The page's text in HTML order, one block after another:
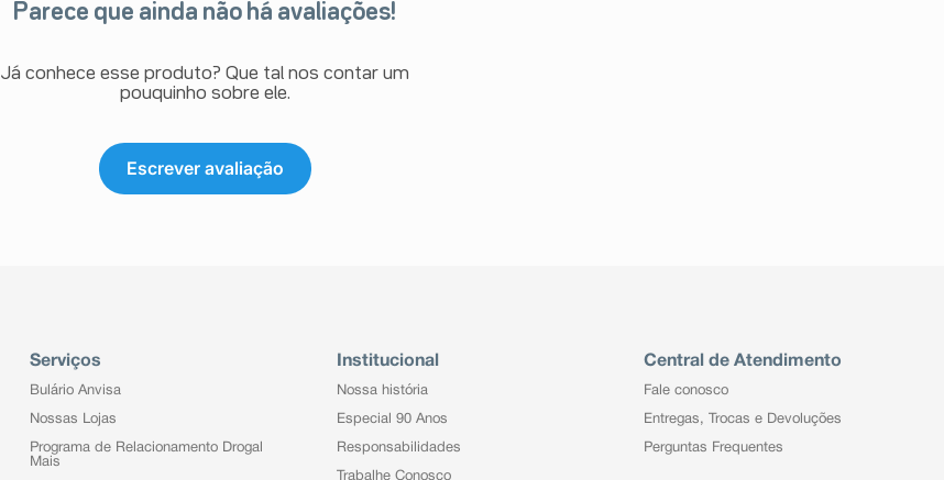
Parece que ainda não há avaliações!
Já conhece esse produto? Que tal nos contar um
pouquinho sobre ele.
Escrever avaliação
Serviços
Bulário Anvisa
Nossas Lojas
Programa de Relacionamento Drogal
Mais
Institucional
Nossa história
Especial 90 Anos
Responsabilidades
Trabalhe Conosco
Central de Atendimento
Fale conosco
Entregas, Trocas e Devoluções
Perguntas Frequentes